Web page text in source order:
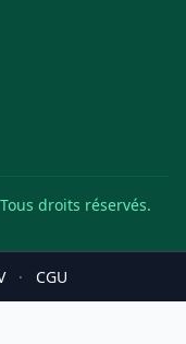
droits réservés.
· CGU